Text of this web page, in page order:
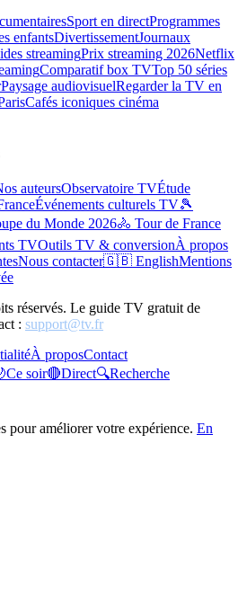
Sport en directProgrammes
enfantsDivertissementJournaux
streamingPrix streaming 2026Netflix
Comparatif box TVTop 50 séries
Paysage audiovisuelRegarder la TV en
Cafés iconiques cinéma
auteursObservatoire TVÉtude
Événements culturels TV🎾
du Monde 2026🚴 Tour de France
TVOutils TV & conversionÀ propos
Nous contacter🇬🇧 EnglishMentions
réservés. Le guide TV gratuit de
: support@tv.fr
À proposContact
Ce soir🔴Direct🔍Recherche
pour améliorer votre expérience. En